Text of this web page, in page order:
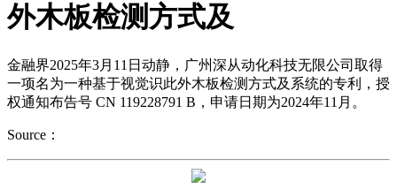
外木板检测方式及
金融界2025年3月11日动静，广州深从动化科技无限公司取得
一项名为一种基于视觉识此外木板检测方式及系统的专利，授
权通知布告号 CN 119228791 B，申请日期为2024年11月。
Source：